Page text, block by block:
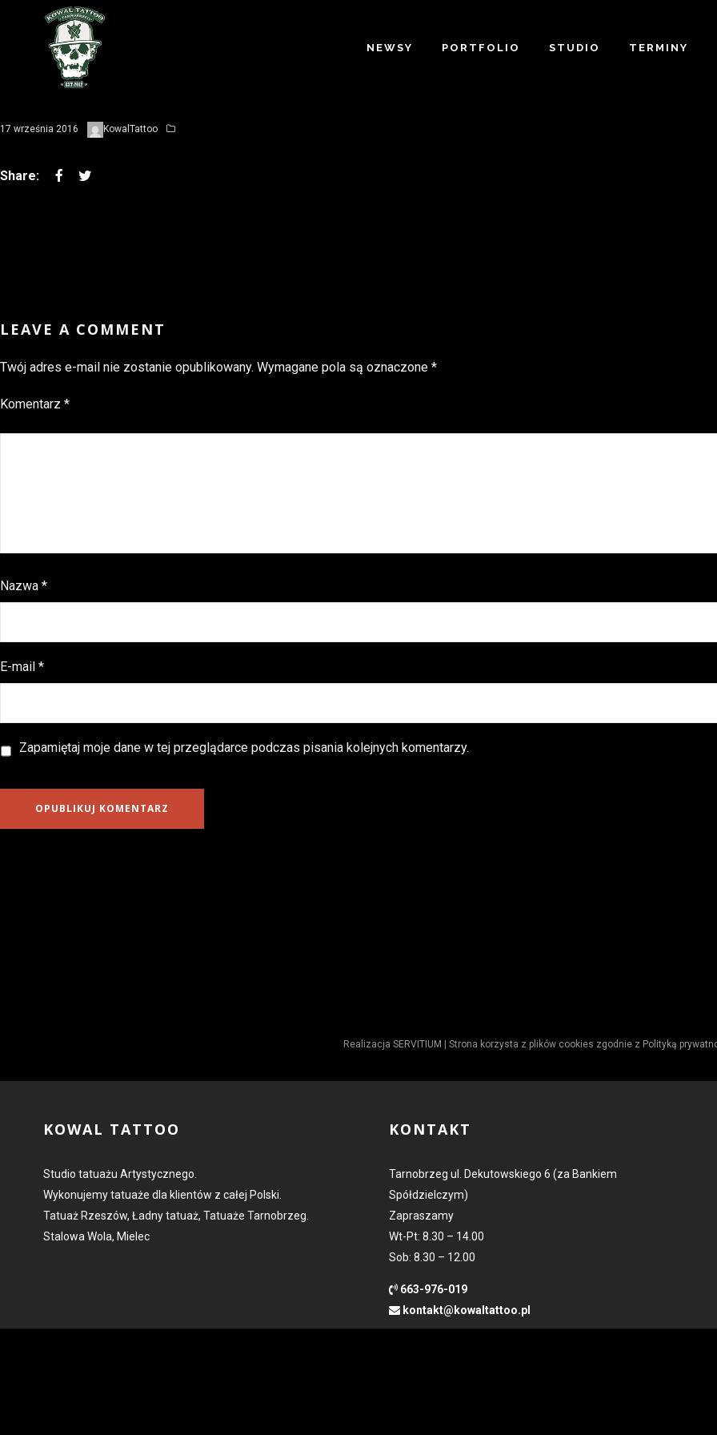
NEWSY PORTFOLIO STUDIO TERMINY
17 września 2016 KowalTattoo
LEAVE A COMMENT
Twój adres e-mail nie zostanie opublikowany. Wymagane pola są oznaczone *
Komentarz *
Nazwa *
E-mail *
Zapamiętaj moje dane w tej przeglądarce podczas pisania kolejnych komentarzy.
Realizacja SERVITIUM | Strona korzysta z plików cookies zgodnie z Polityką
KOWAL TATTOO
Studio tatuażu Artystycznego.
Wykonujemy tatuaże dla klientów z całej Polski.
Tatuaż Rzeszów, Ładny tatuaż, Tatuaże Tarnobrzeg.
Stalowa Wola, Mielec
KONTAKT
Tarnobrzeg ul. Dekutowskiego 6 (za Bankiem
Spółdzielczym)
Zapraszamy
Wt-Pt: 8.30 – 14.00
Sob: 8.30 – 12.00
663-976-019
kontakt@kowaltattoo.pl